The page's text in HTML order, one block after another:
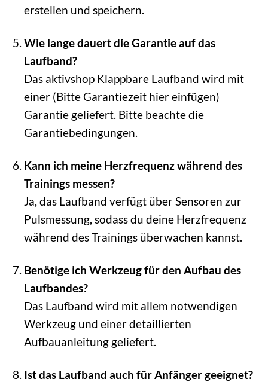
erstellen und speichern.
Wie lange dauert die Garantie auf das
Laufband?
Das aktivshop Klappbare Laufband wird mit
einer (Bitte Garantiezeit hier einfügen)
Garantie geliefert. Bitte beachte die
Garantiebedingungen.
Kann ich meine Herzfrequenz während des
Trainings messen?
Ja, das Laufband verfügt über Sensoren zur
Pulsmessung, sodass du deine Herzfrequenz
während des Trainings überwachen kannst.
Benötige ich Werkzeug für den Aufbau des
Laufbandes?
Das Laufband wird mit allem notwendigen
Werkzeug und einer detaillierten
Aufbauanleitung geliefert.
Ist das Laufband auch für Anfänger geeignet?